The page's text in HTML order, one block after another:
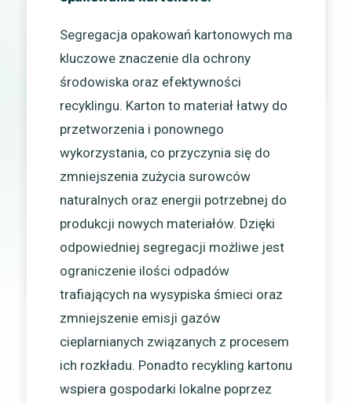
Segregacja opakowań kartonowych ma
kluczowe znaczenie dla ochrony
środowiska oraz efektywności
recyklingu. Karton to materiał łatwy do
przetworzenia i ponownego
wykorzystania, co przyczynia się do
zmniejszenia zużycia surowców
naturalnych oraz energii potrzebnej do
produkcji nowych materiałów. Dzięki
odpowiedniej segregacji możliwe jest
ograniczenie ilości odpadów
trafiających na wysypiska śmieci oraz
zmniejszenie emisji gazów
cieplarnianych związanych z procesem
ich rozkładu. Ponadto recykling kartonu
wspiera gospodarki lokalne poprzez